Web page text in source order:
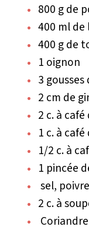
800 g de
400 ml
400 g de
1 oignon
3
2 cm de
2 c. à
1 c. à
1/2 c. à
1 pincée
sel, poivre
2 c. à